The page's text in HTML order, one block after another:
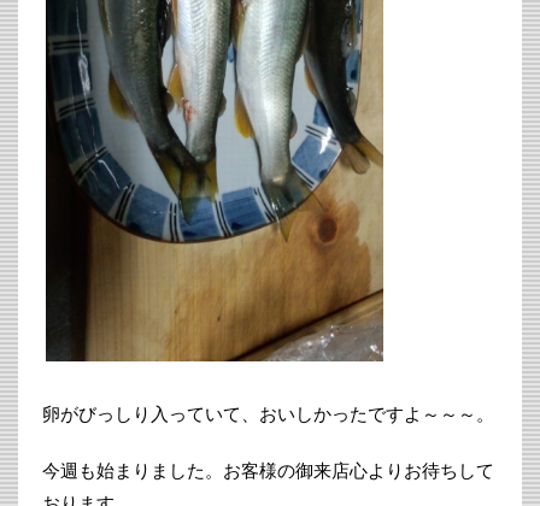
卵がびっしり入っていて、おいしかったですよ～～～。
今週も始まりました。お客様の御来店心よりお待ちして